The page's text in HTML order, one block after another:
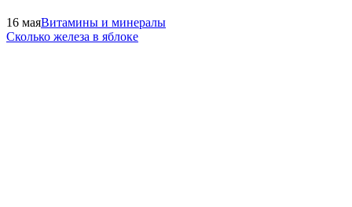
16 маяВитамины и минералы
Сколько железа в яблоке